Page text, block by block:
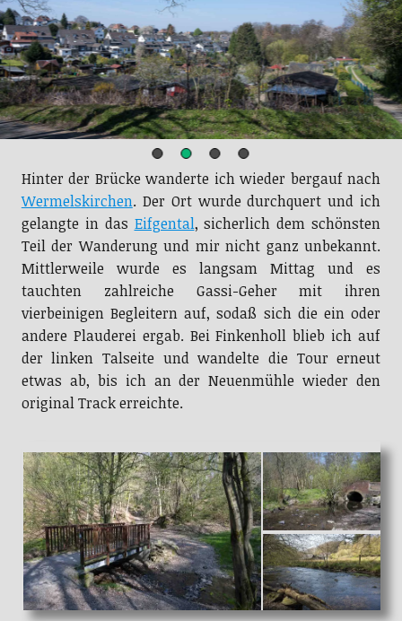
Hinter der Brücke wanderte ich wieder bergauf nach
Wermelskirchen. Der Ort wurde durchquert und ich
gelangte in das Eifgental, sicherlich dem schönsten
Teil der Wanderung und mir nicht ganz unbekannt.
Mittlerweile wurde es langsam Mittag und es
tauchten zahlreiche Gassi-Geher mit ihren
vierbeinigen Begleitern auf, sodaß sich die ein oder
andere Plauderei ergab. Bei Finkenholl blieb ich auf
der linken Talseite und wandelte die Tour erneut
etwas ab, bis ich an der Neuenmühle wieder den
original Track erreichte.